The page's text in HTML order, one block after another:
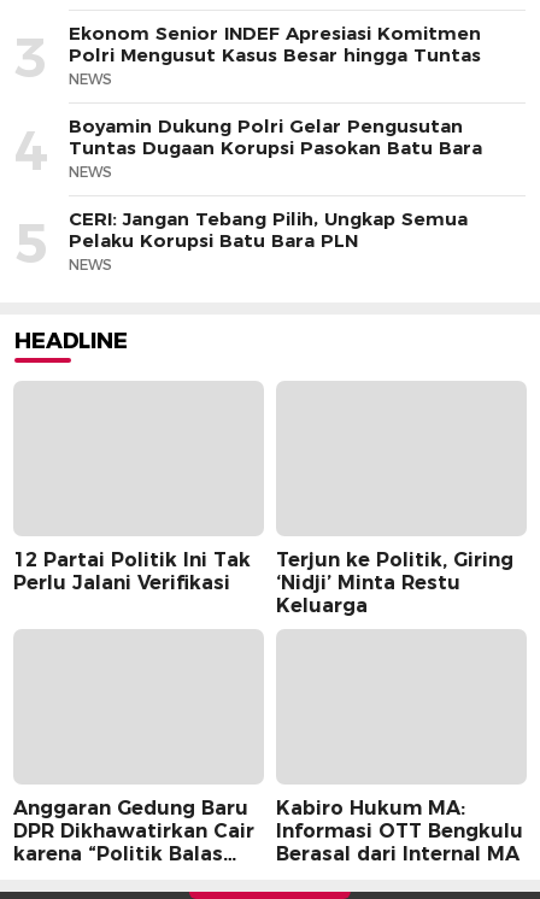
3
Ekonom Senior INDEF Apresiasi Komitmen
Polri Mengusut Kasus Besar hingga Tuntas
NEWS
4
Boyamin Dukung Polri Gelar Pengusutan
Tuntas Dugaan Korupsi Pasokan Batu Bara
NEWS
5
CERI: Jangan Tebang Pilih, Ungkap Semua
Pelaku Korupsi Batu Bara PLN
NEWS
HEADLINE
12 Partai Politik Ini Tak
Perlu Jalani Verifikasi
Terjun ke Politik, Giring
‘Nidji’ Minta Restu
Keluarga
Anggaran Gedung Baru
DPR Dikhawatirkan Cair
karena “Politik Balas
Kabiro Hukum MA:
Informasi OTT Bengkulu
Berasal dari Internal MA